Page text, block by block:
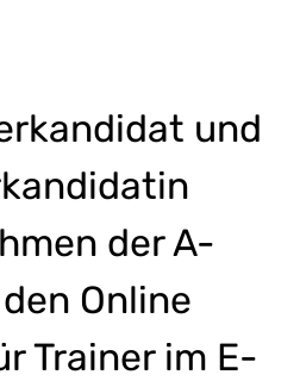
und
der A-
Online
Trainer im E-